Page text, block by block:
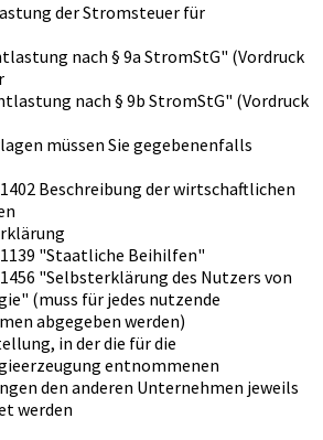
der Stromsteuer für
nach § 9a StromStG" (Vordruck
nach § 9b StromStG" (Vordruck
müssen Sie gegebenenfalls
Beschreibung der wirtschaftlichen
"Staatliche Beihilfen"
"Selbsterklärung des Nutzers von
(muss für jedes nutzende
abgegeben werden)
in der die für die
entnommenen
den anderen Unternehmen jeweils
werden